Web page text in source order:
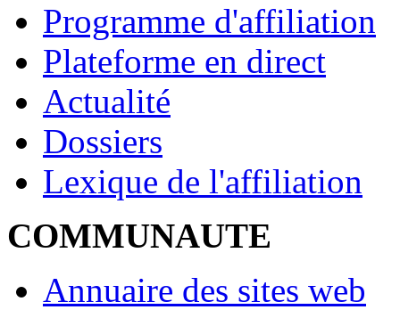
Programme d'affiliation
Plateforme en direct
Actualité
Dossiers
Lexique de l'affiliation
COMMUNAUTE
Annuaire des sites web